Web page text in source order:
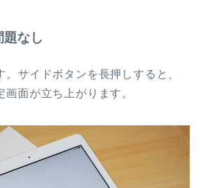
なし
サイドボタンを長押しすると、
面が立ち上がります。